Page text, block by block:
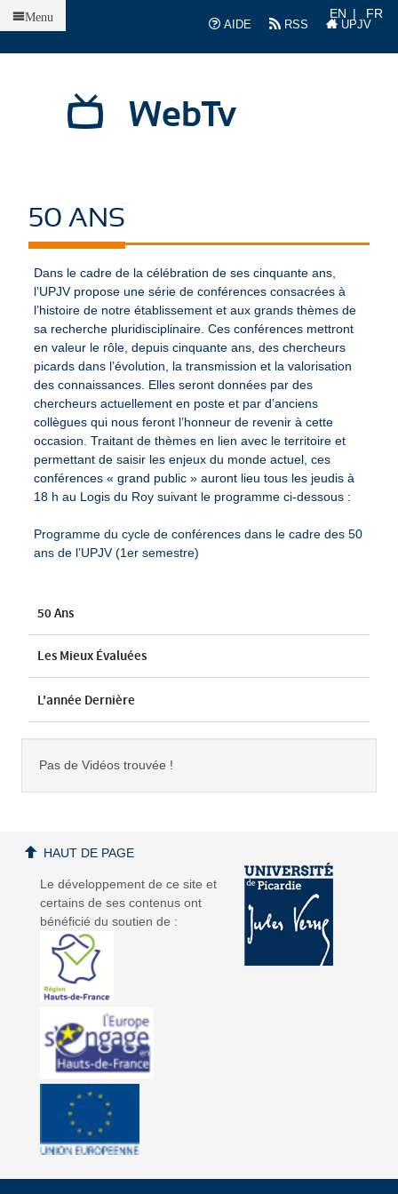
AIDE
RSS UPJV
EN FR
WebTv
Menu
50 ANS
Dans le cadre de la célébration de ses cinquante ans,
l’UPJV propose une série de conférences consacrées à
l’histoire de notre établissement et aux grands thèmes de
sa recherche pluridisciplinaire. Ces conférences mettront
en valeur le rôle, depuis cinquante ans, des chercheurs
picards dans l’évolution, la transmission et la valorisation
des connaissances. Elles seront données par des
chercheurs actuellement en poste et par d’anciens
collègues qui nous feront l’honneur de revenir à cette
occasion. Traitant de thèmes en lien avec le territoire et
permettant de saisir les enjeux du monde actuel, ces
conférences « grand public » auront lieu tous les jeudis à
18 h au Logis du Roy suivant le programme ci-dessous :
Programme du cycle de conférences dans le cadre des 50
ans de l’UPJV (1er semestre)
50 Ans
Les Mieux Évaluées
L'année Dernière
Pas de Vidéos trouvée !
Le développement de ce site et
certains de ses contenus ont
bénéficié du soutien de :
HAUT DE PAGE